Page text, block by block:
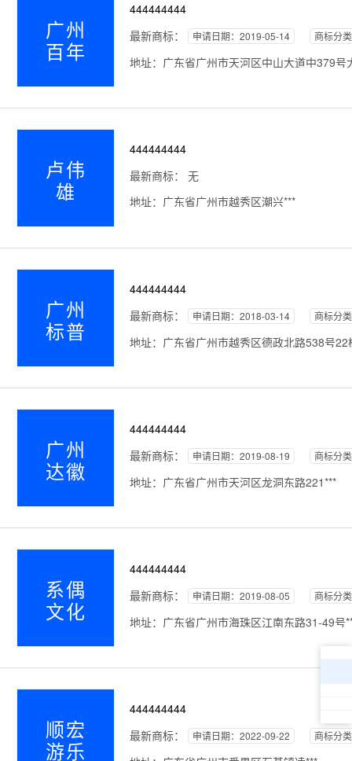
广州
百年
444444444
最新商标：
申请日期：2019-05-14 商标分
地址：广东省广州市天河区中山大道中379
卢伟
雄
444444444
最新商标： 无
地址：广东省广州市越秀区潮兴***
广州
标普
444444444
最新商标：
申请日期：2018-03-14 商标分
地址：广东省广州市越秀区德政北路538号
广州
达徽
444444444
最新商标：
申请日期：2019-08-19 商标分
地址：广东省广州市天河区龙洞东路221***
系偶
文化
444444444
最新商标：
申请日期：2019-08-05 商标分
地址：广东省广州市海珠区江南东路31-49号
顺宏
游乐
444444444
最新商标：
申请日期：2022-09-22 商标分